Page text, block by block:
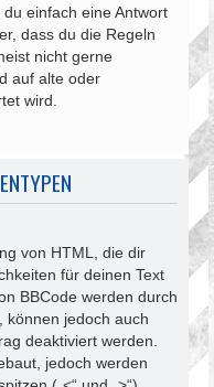
einfach eine Antwort
dass du die Regeln
nicht gerne
auf alte oder
wird.
von HTML, die dir
für deinen Text
BBCode werden durch
können jedoch auch
deaktiviert werden.
jedoch werden